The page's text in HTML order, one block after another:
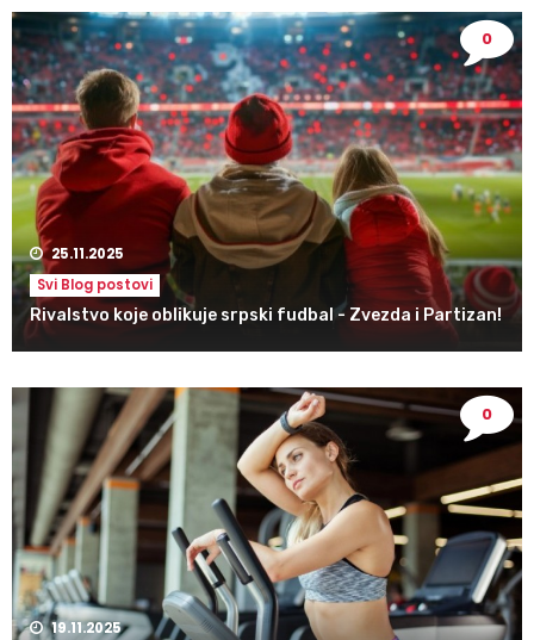
0
25.11.2025
Svi Blog postovi
Rivalstvo koje oblikuje srpski fudbal - Zvezda i Partizan!
0
19.11.2025